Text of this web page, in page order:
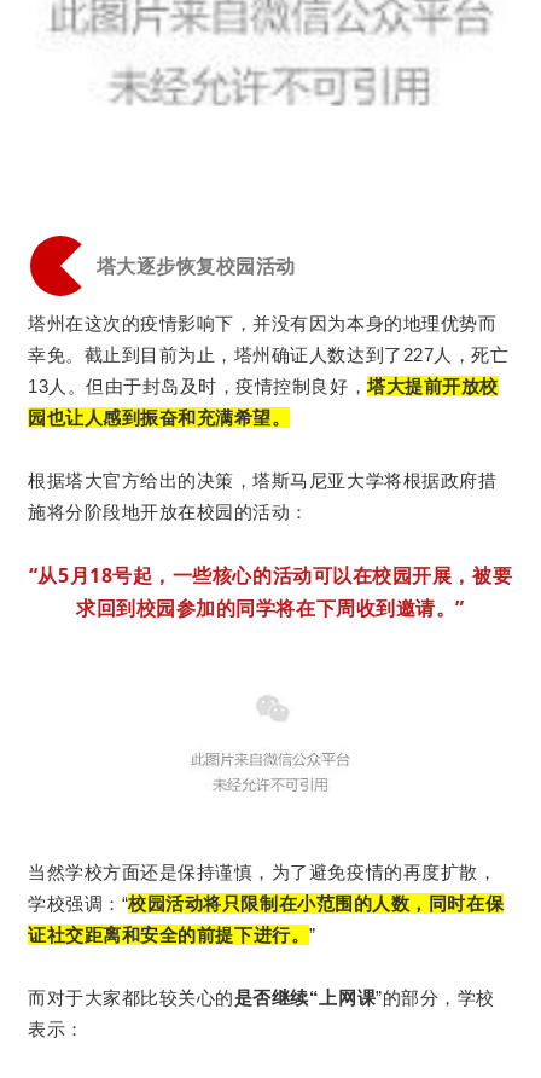
塔大逐步恢复校园活动
塔州在这次的疫情影响下，并没有因为本身的地理优势而
幸免。截止到目前为止，塔州确证人数达到了227人，死亡
13人。但由于封岛及时，疫情控制良好，塔大提前开放校
园也让人感到振奋和充满希望。
根据塔大官方给出的决策，塔斯马尼亚大学将根据政府措
施将分阶段地开放在校园的活动：
“从5月18号起，一些核心的活动可以在校园开展，被要
求回到校园参加的同学将在下周收到邀请。”
当然学校方面还是保持谨慎，为了避免疫情的再度扩散，
学校强调：“校园活动将只限制在小范围的人数，同时在保
证社交距离和安全的前提下进行。”
而对于大家都比较关心的是否继续“上网课”的部分，学校
表示：